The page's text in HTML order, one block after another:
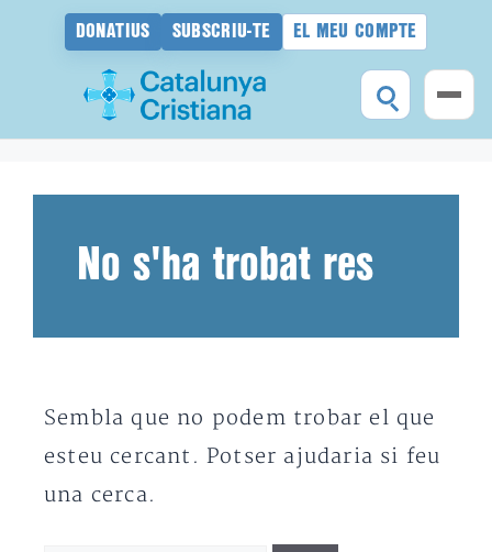
DONATIUS SUBSCRIU-TE EL MEU COMPTE
No s'ha trobat res
Sembla que no podem trobar el que
esteu cercant. Potser ajudaria si feu
una cerca.